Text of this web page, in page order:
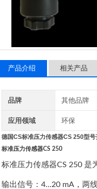
产品介绍 相关产品
品牌 其他品牌
应用领域 环保
德国CS标准压力传感器CS 250型号
标准压力传感器CS 250
标准压力传感器CS 250 是
输出信号：4...20 mA，两